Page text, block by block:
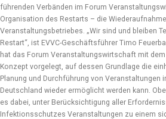
führenden Verbänden im Forum
Organisation des Restarts – die
Veranstaltungsbetriebes. „Wir sind und bleiben
Restart“, ist EVVC-Geschäftsführer Timo
hat das Forum Veranstaltungswirtschaft mit
Konzept vorgelegt, auf dessen Grundlage die
Planung und Durchführung von Veranstaltungen
Deutschland wieder ermöglicht werden kann.
es dabei, unter Berücksichtigung aller
Infektionsschutzes Veranstaltungen zu einem